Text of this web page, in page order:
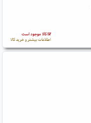
کالا موجود است
اطلاعات بیشتر و خرید کالا